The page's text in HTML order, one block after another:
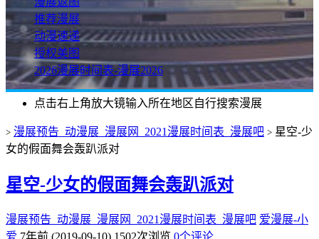
推荐漫展
动漫速递
授权美图
2026漫展时间表-漫展2026
点击右上角放大镜输入所在地区自行搜索漫展
> 漫展预告_动漫展_漫展网_2021漫展时间表_漫展吧 > 星空-少
女的假面舞会轰趴派对
星空-少女的假面舞会轰趴派对
漫展预告_动漫展_漫展网_2021漫展时间表_漫展吧 爱漫展-小
爱 7年前 (2019-09-10) 1502次浏览 0个评论